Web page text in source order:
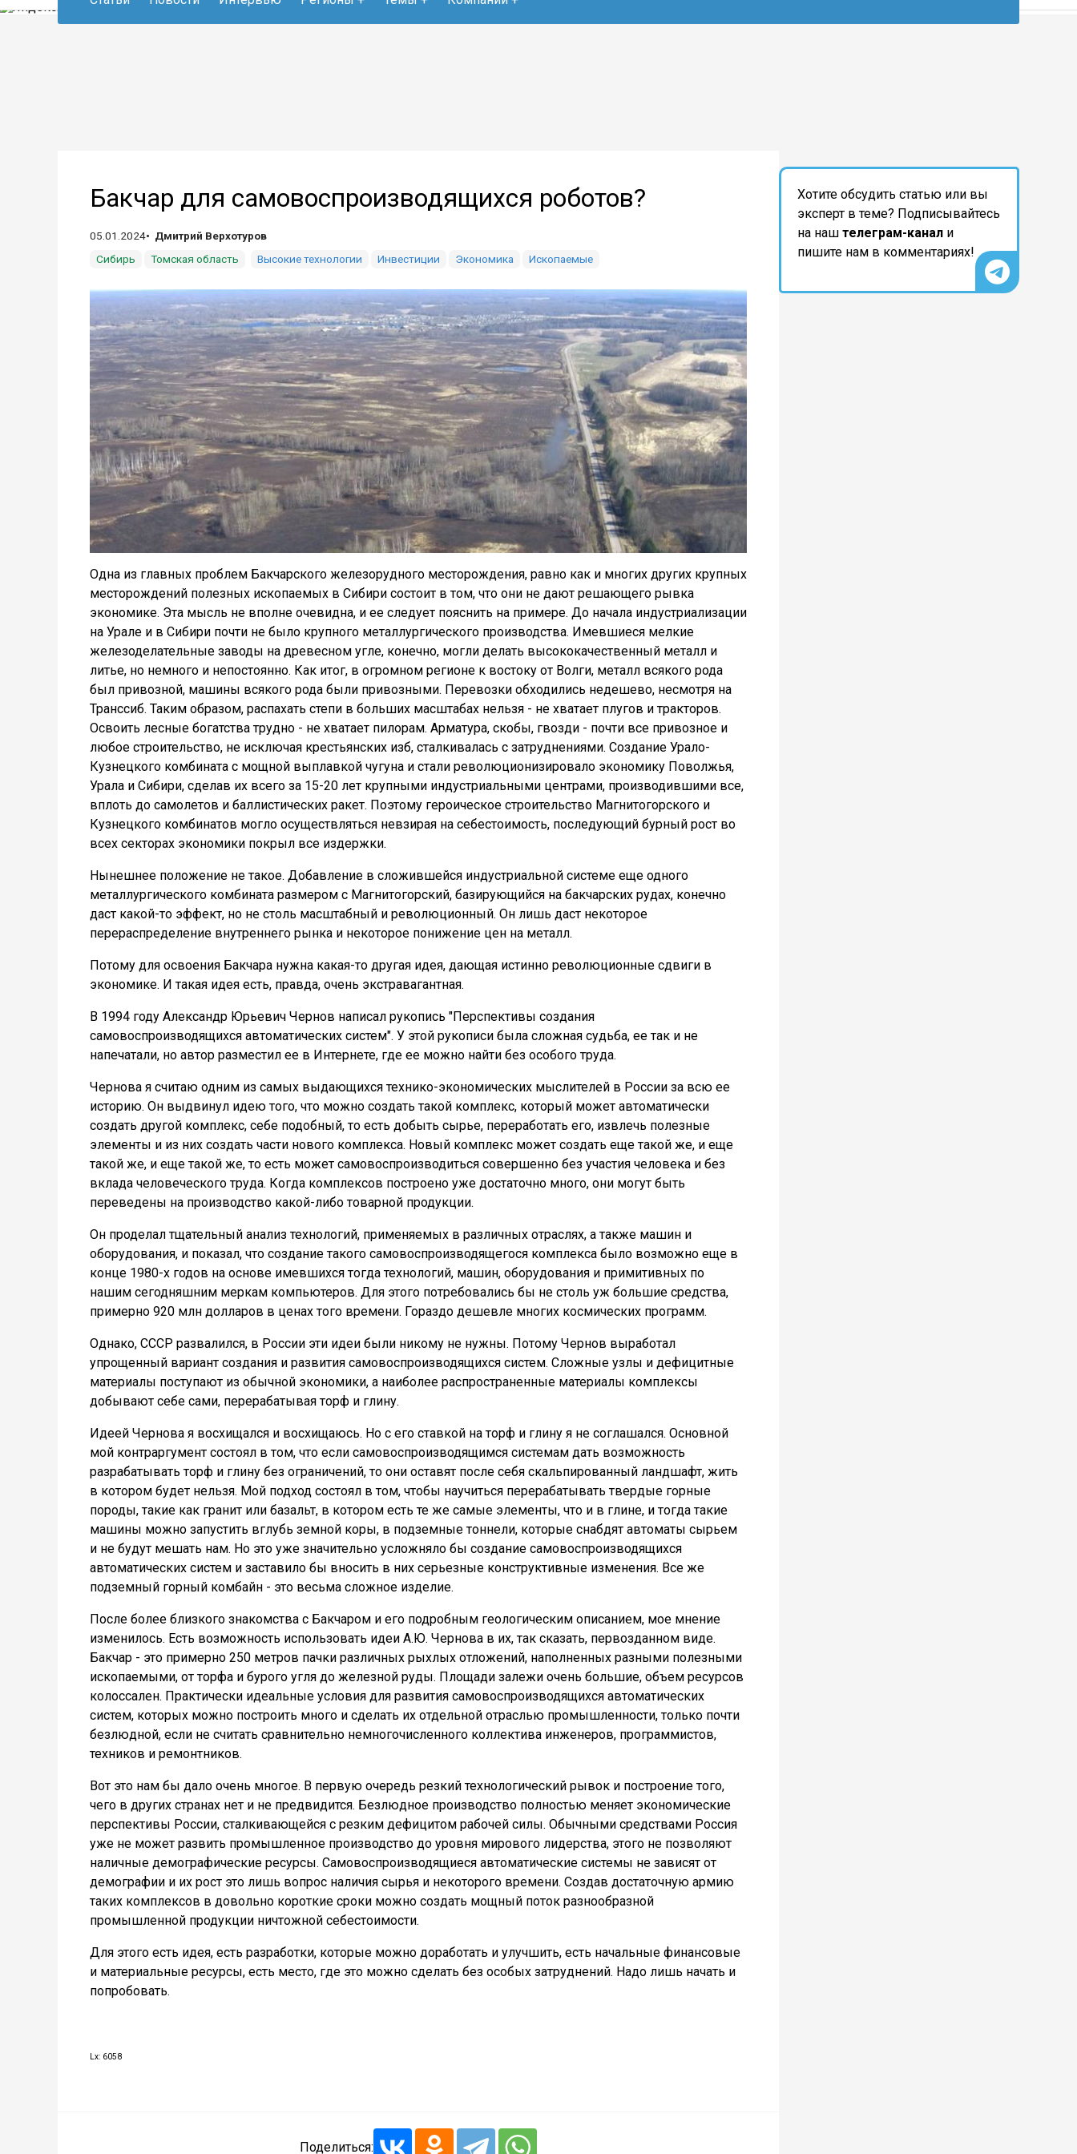
Бакчар для самовоспроизводящихся роботов?
05.01.2024
Дмитрий Верхотуров
Сибирь
Томская область Высокие технологии Инвестиции Экономика Ископаемые
Одна из главных проблем Бакчарского железорудного месторождения, равно как и многих других крупных
месторождений полезных ископаемых в Сибири состоит в том, что они не дают решающего рывка
экономике. Эта мысль не вполне очевидна, и ее следует пояснить на примере. До начала индустриализации
на Урале и в Сибири почти не было крупного металлургического производства. Имевшиеся мелкие
железоделательные заводы на древесном угле, конечно, могли делать высококачественный металл и
литье, но немного и непостоянно. Как итог, в огромном регионе к востоку от Волги, металл всякого рода
был привозной, машины всякого рода были привозными. Перевозки обходились недешево, несмотря на
Транссиб. Таким образом, распахать степи в больших масштабах нельзя - не хватает плугов и тракторов.
Освоить лесные богатства трудно - не хватает пилорам. Арматура, скобы, гвозди - почти все привозное и
любое строительство, не исключая крестьянских изб, сталкивалась с затруднениями. Создание Урало-
Кузнецкого комбината с мощной выплавкой чугуна и стали революционизировало экономику Поволжья,
Урала и Сибири, сделав их всего за 15-20 лет крупными индустриальными центрами, производившими все,
вплоть до самолетов и баллистических ракет. Поэтому героическое строительство Магнитогорского и
Кузнецкого комбинатов могло осуществляться невзирая на себестоимость, последующий бурный рост во
всех секторах экономики покрыл все издержки.
Нынешнее положение не такое. Добавление в сложившейся индустриальной системе еще одного
металлургического комбината размером с Магнитогорский, базирующийся на бакчарских рудах, конечно
даст какой-то эффект, но не столь масштабный и революционный. Он лишь даст некоторое
перераспределение внутреннего рынка и некоторое понижение цен на металл.
Потому для освоения Бакчара нужна какая-то другая идея, дающая истинно революционные сдвиги в
экономике. И такая идея есть, правда, очень экстравагантная.
В 1994 году Александр Юрьевич Чернов написал рукопись "Перспективы создания
самовоспроизводящихся автоматических систем". У этой рукописи была сложная судьба, ее так и не
напечатали, но автор разместил ее в Интернете, где ее можно найти без особого труда.
Чернова я считаю одним из самых выдающихся технико-экономических мыслителей в России за всю ее
историю. Он выдвинул идею того, что можно создать такой комплекс, который может автоматически
создать другой комплекс, себе подобный, то есть добыть сырье, переработать его, извлечь полезные
элементы и из них создать части нового комплекса. Новый комплекс может создать еще такой же, и еще
такой же, и еще такой же, то есть может самовоспроизводиться совершенно без участия человека и без
вклада человеческого труда. Когда комплексов построено уже достаточно много, они могут быть
переведены на производство какой-либо товарной продукции.
Он проделал тщательный анализ технологий, применяемых в различных отраслях, а также машин и
оборудования, и показал, что создание такого самовоспроизводящегося комплекса было возможно еще в
конце 1980-х годов на основе имевшихся тогда технологий, машин, оборудования и примитивных по
нашим сегодняшним меркам компьютеров. Для этого потребовались бы не столь уж большие средства,
примерно 920 млн долларов в ценах того времени. Гораздо дешевле многих космических программ.
Однако, СССР развалился, в России эти идеи были никому не нужны. Потому Чернов выработал
упрощенный вариант создания и развития самовоспроизводящихся систем. Сложные узлы и дефицитные
материалы поступают из обычной экономики, а наиболее распространенные материалы комплексы
добывают себе сами, перерабатывая торф и глину.
Идеей Чернова я восхищался и восхищаюсь. Но с его ставкой на торф и глину я не соглашался. Основной
мой контраргумент состоял в том, что если самовоспроизводящимся системам дать возможность
разрабатывать торф и глину без ограничений, то они оставят после себя скальпированный ландшафт, жить
в котором будет нельзя. Мой подход состоял в том, чтобы научиться перерабатывать твердые горные
породы, такие как гранит или базальт, в котором есть те же самые элементы, что и в глине, и тогда такие
машины можно запустить вглубь земной коры, в подземные тоннели, которые снабдят автоматы сырьем
и не будут мешать нам. Но это уже значительно усложняло бы создание самовоспроизводящихся
автоматических систем и заставило бы вносить в них серьезные конструктивные изменения. Все же
подземный горный комбайн - это весьма сложное изделие.
После более близкого знакомства с Бакчаром и его подробным геологическим описанием, мое мнение
изменилось. Есть возможность использовать идеи А.Ю. Чернова в их, так сказать, первозданном виде.
Бакчар - это примерно 250 метров пачки различных рыхлых отложений, наполненных разными полезными
ископаемыми, от торфа и бурого угля до железной руды. Площади залежи очень большие, объем ресурсов
колоссален. Практически идеальные условия для развития самовоспроизводящихся автоматических
систем, которых можно построить много и сделать их отдельной отраслью промышленности, только почти
безлюдной, если не считать сравнительно немногочисленного коллектива инженеров, программистов,
техников и ремонтников.
Вот это нам бы дало очень многое. В первую очередь резкий технологический рывок и построение того,
чего в других странах нет и не предвидится. Безлюдное производство полностью меняет экономические
перспективы России, сталкивающейся с резким дефицитом рабочей силы. Обычными средствами Россия
уже не может развить промышленное производство до уровня мирового лидерства, этого не позволяют
наличные демографические ресурсы. Самовоспроизводящиеся автоматические системы не зависят от
демографии и их рост это лишь вопрос наличия сырья и некоторого времени. Создав достаточную армию
таких комплексов в довольно короткие сроки можно создать мощный поток разнообразной
промышленной продукции ничтожной себестоимости.
Для этого есть идея, есть разработки, которые можно доработать и улучшить, есть начальные финансовые
и материальные ресурсы, есть место, где это можно сделать без особых затруднений. Надо лишь начать и
попробовать.
Lx: 6058
Поделиться:
Хотите обсудить статью или вы
эксперт в теме? Подписывайтесь
на наш телеграм-канал и
пишите нам в комментариях!